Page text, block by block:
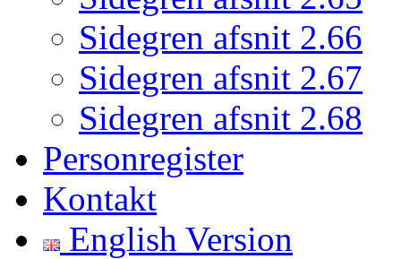
Sidegren afsnit 2.66
Sidegren afsnit 2.67
Sidegren afsnit 2.68
Personregister
Kontakt
English Version